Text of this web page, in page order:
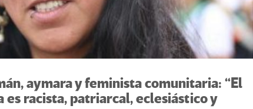
aymara y feminista comunitaria: “El
es racista, patriarcal, eclesiástico y